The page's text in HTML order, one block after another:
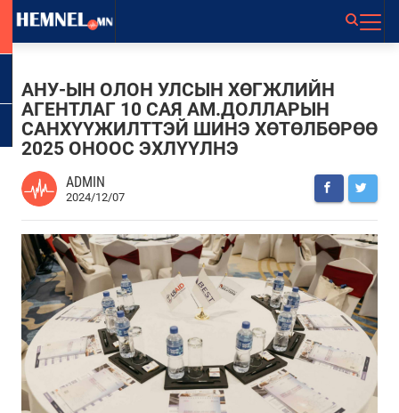
АНУ-ЫН ОЛОН УЛСЫН ХӨГЖЛИЙН
АГЕНТЛАГ 10 САЯ АМ.ДОЛЛАРЫН
САНХҮҮЖИЛТТЭЙ ШИНЭ ХӨТӨЛБӨРӨӨ
2025 ОНООС ЭХЛҮҮЛНЭ
ADMIN
2024/12/07